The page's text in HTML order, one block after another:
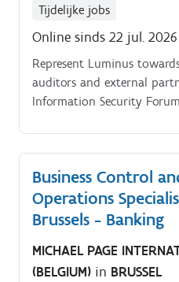
Tijdelijke jobs
Online sinds 22 jul. 2026
Represent Luminus
auditors and external
Information Security
Business Control
Operations
Brussels - Banking
MICHAEL PAGE
(BELGIUM) in BRUSSEL